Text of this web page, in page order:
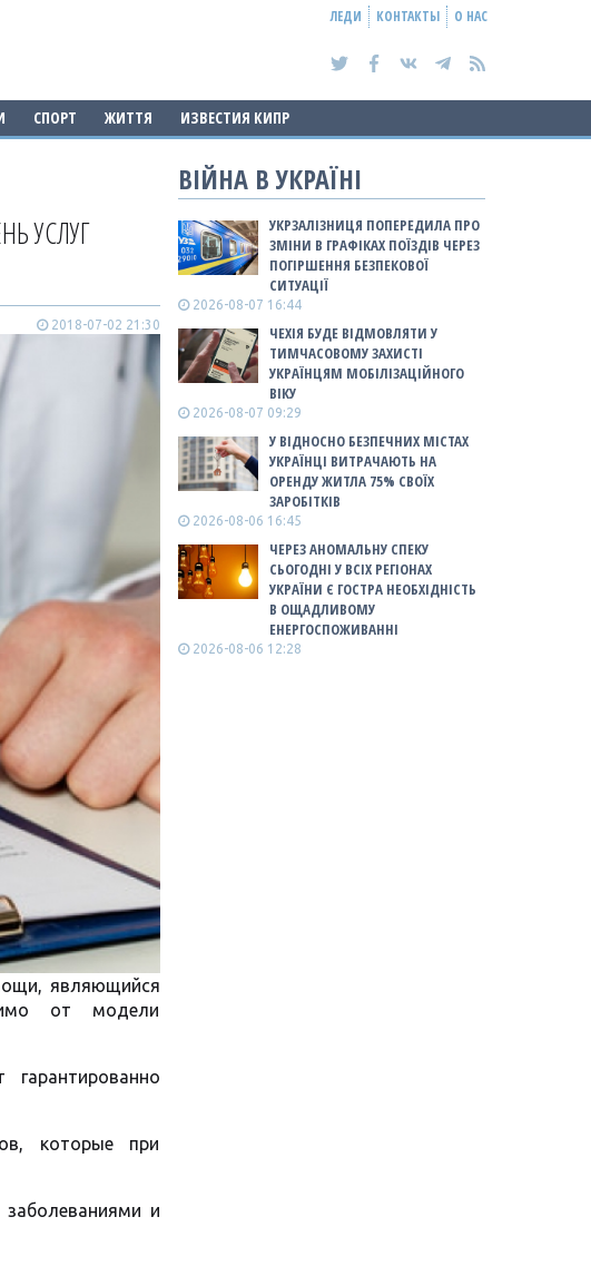
ЛЕДИ КОНТАКТЫ О НАС
СПОРТ ЖИТТЯ ИЗВЕСТИЯ КИПР
УСЛУГ
2018-07-02 21:30
являющийся
от модели
гарантированно
которые при
и
ВІЙНА В УКРАЇНІ
УКРЗАЛІЗНИЦЯ ПОПЕРЕДИЛА ПРО
ЗМІНИ В ГРАФІКАХ ПОЇЗДІВ ЧЕРЕЗ
ПОГІРШЕННЯ БЕЗПЕКОВОЇ
СИТУАЦІЇ
2026-08-07 16:44
ЧЕХІЯ БУДЕ ВІДМОВЛЯТИ У
ТИМЧАСОВОМУ ЗАХИСТІ
УКРАЇНЦЯМ МОБІЛІЗАЦІЙНОГО
ВІКУ
2026-08-07 09:29
У ВІДНОСНО БЕЗПЕЧНИХ МІСТАХ
УКРАЇНЦІ ВИТРАЧАЮТЬ НА
ОРЕНДУ ЖИТЛА 75% СВОЇХ
ЗАРОБІТКІВ
2026-08-06 16:45
ЧЕРЕЗ АНОМАЛЬНУ СПЕКУ
СЬОГОДНІ У ВСІХ РЕГІОНАХ
УКРАЇНИ Є ГОСТРА НЕОБХІДНІСТЬ
В ОЩАДЛИВОМУ
ЕНЕРГОСПОЖИВАННІ
2026-08-06 12:28